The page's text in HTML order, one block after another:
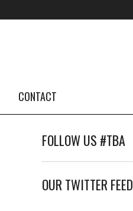
CONTACT
FOLLOW US #TBA
OUR TWITTER FEED